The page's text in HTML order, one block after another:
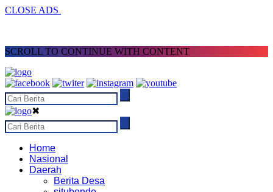
CLOSE ADS
SCROLL TO CONTINUE WITH CONTENT
✖
Home
Nasional
Daerah
Berita Desa